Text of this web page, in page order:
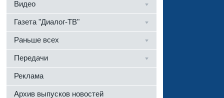
Видео
Газета "Диалог-ТВ"
Раньше всех
Передачи
Реклама
Архив выпусков новостей